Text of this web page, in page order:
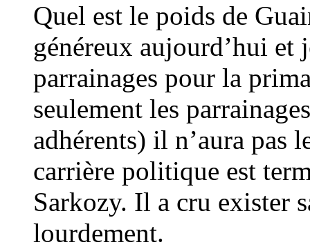
Quel est le poids de
généreux aujourd’hui et
parrainages pour la
seulement les
adhérents) il n’aura pas
carrière politique est
Sarkozy. Il a cru exister
lourdement.